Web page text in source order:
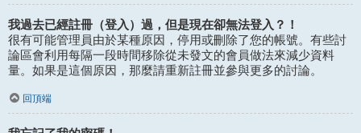
我過去已經註冊（登入）過，但是現在卻無法登入？！
很有可能管理員由於某種原因，停用或刪除了您的帳號。有些討
論區會利用每隔一段時間移除從未發文的會員做法來減少資料
量。如果是這個原因，那麼請重新註冊並參與更多的討論。
回頂端